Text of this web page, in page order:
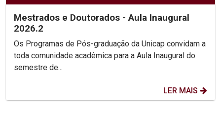
Mestrados e Doutorados - Aula Inaugural
2026.2
Os Programas de Pós-graduação da Unicap convidam a
toda comunidade acadêmica para a Aula Inaugural do
semestre de...
LER MAIS